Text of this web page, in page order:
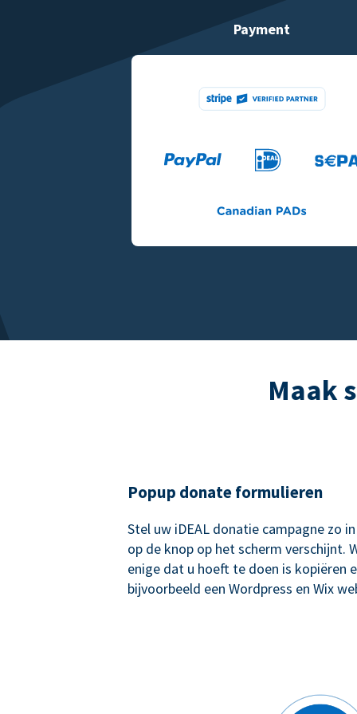
Payment
Maak
Popup donate formulieren
Stel uw iDEAL donatie campagne zo
op de knop op het scherm verschijnt.
enige dat u hoeft te doen is kopiëren
bijvoorbeeld een Wordpress en Wix